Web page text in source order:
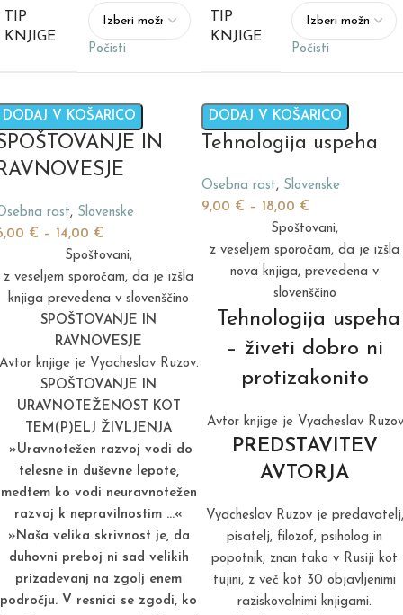
TIP
KNJIGE
Počisti
DODAJ V KOŠARICO
IN
rast, Slovenske
€ – 14,00 €
Spoštovani,
z veseljem sporočam, da je izšla
knjiga prevedena v slovenščino
SPOŠTOVANJE IN
RAVNOVESJE
knjige je Vyacheslav Ruzov.
SPOŠTOVANJE IN
URAVNOTEŽENOST KOT
TEM(P)ELJ ŽIVLJENJA
»Uravnotežen razvoj vodi do
telesne in duševne lepote,
medtem ko vodi neuravnotežen
razvoj k nepravilnostim …«
»Naša velika skrivnost je, da
duhovni preboj ni sad velikih
prizadevanj na zgolj enem
področju. V resnici se zgodi, ko
TIP
KNJIGE
Počisti
DODAJ V KOŠARICO
Tehnologija uspeha
Osebna rast, Slovenske
9,00 € – 18,00 €
Spoštovani,
z veseljem sporočam, da je izšla
nova knjiga, prevedena v
slovenščino
Tehnologija uspeha
– živeti dobro ni
protizakonito
Avtor knjige je Vyacheslav
PREDSTAVITEV
AVTORJA
Vyacheslav Ruzov je predavatelj,
pisatelj, filozof, psiholog in
popotnik, znan tako v Rusiji kot
tujini, z več kot 30 objavljenimi
raziskovalnimi knjigami.